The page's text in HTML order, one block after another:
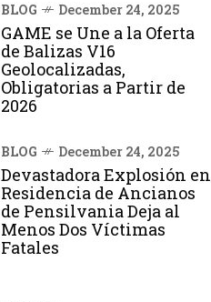
BLOG December 24, 2025
GAME se Une a la Oferta
de Balizas V16
Geolocalizadas,
Obligatorias a Partir de
2026
BLOG December 24, 2025
Devastadora Explosión en
Residencia de Ancianos
de Pensilvania Deja al
Menos Dos Víctimas
Fatales